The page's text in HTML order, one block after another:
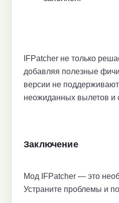
IFPatcher не только
добавляя полезные
версии не
неожиданных вылетов и
Заключение
Мод IFPatcher — это
Устраните проблемы и